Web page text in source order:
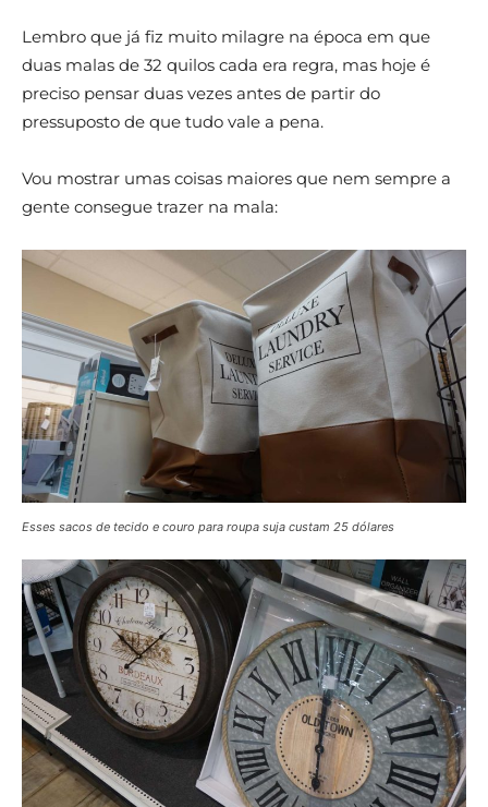
Lembro que já fiz muito milagre na época em que
duas malas de 32 quilos cada era regra, mas hoje é
preciso pensar duas vezes antes de partir do
pressuposto de que tudo vale a pena.
Vou mostrar umas coisas maiores que nem sempre a
gente consegue trazer na mala:
Esses sacos de tecido e couro para roupa suja custam 25 dólares